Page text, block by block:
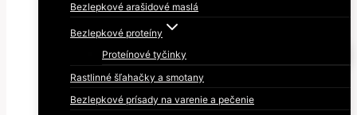
Bezlepkové arašidové maslá
Bezlepkové proteíny
Proteínové tyčinky
Rastlinné šľahačky a smotany
Bezlepkové prísady na varenie a pečenie